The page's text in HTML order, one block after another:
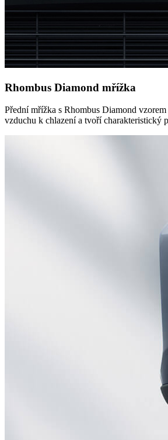
Rhombus Diamond mřížka
Přední mřížka s Rhombus Diamond
vzduchu k chlazení a tvoří charakteristický